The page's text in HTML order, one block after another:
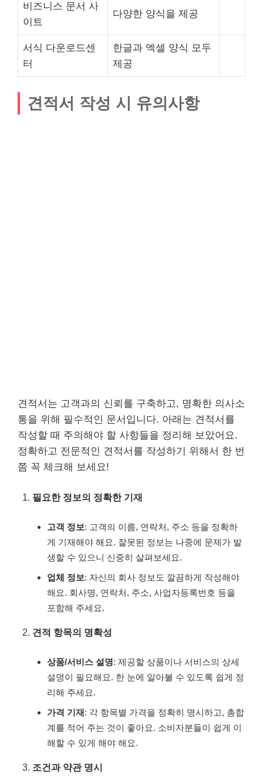
비즈니스 문서 사
이트
다양한 양식을 제공
서식 다운로드센
터
한글과 엑셀 양식 모두
제공
견적서 작성 시 유의사항
견적서는 고객과의 신뢰를 구축하고, 명확한 의사소
통을 위해 필수적인 문서입니다. 아래는 견적서를
작성할 때 주의해야 할 사항들을 정리해 보았어요.
정확하고 전문적인 견적서를 작성하기 위해서 한 번
쯤 꼭 체크해 보세요!
필요한 정보의 정확한 기재
고객 정보: 고객의 이름, 연락처, 주소 등을 정확하
게 기재해야 해요. 잘못된 정보는 나중에 문제가 발
생할 수 있으니 신중히 살펴보세요.
업체 정보: 자신의 회사 정보도 깔끔하게 작성해야
해요. 회사명, 연락처, 주소, 사업자등록번호 등을
포함해 주세요.
견적 항목의 명확성
상품/서비스 설명: 제공할 상품이나 서비스의 상세
설명이 필요해요. 한 눈에 알아볼 수 있도록 쉽게 정
리해 주세요.
가격 기재: 각 항목별 가격을 정확히 명시하고, 총합
계를 적어 주는 것이 좋아요. 소비자분들이 쉽게 이
해할 수 있게 해야 해요.
조건과 약관 명시